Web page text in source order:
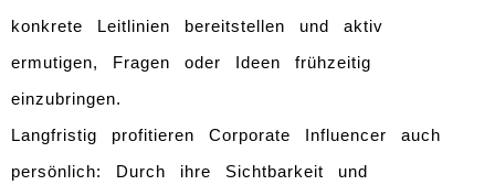
konkrete Leitlinien bereitstellen und aktiv
ermutigen, Fragen oder Ideen frühzeitig
einzubringen.
Langfristig profitieren Corporate Influencer auch
persönlich: Durch ihre Sichtbarkeit und